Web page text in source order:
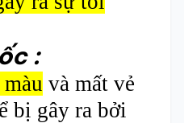
:
và mất vẻ
bị gây ra bởi